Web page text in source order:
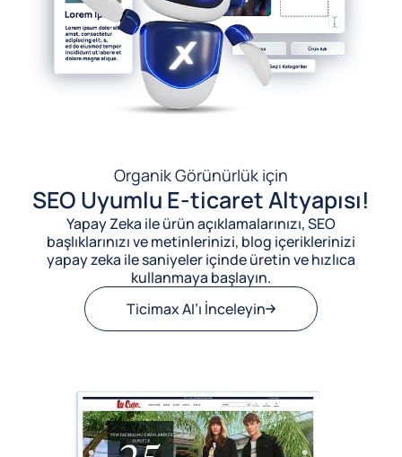
Organik Görünürlük için
SEO Uyumlu E-ticaret Altyapısı!
Yapay Zeka ile ürün açıklamalarınızı, SEO
başlıklarınızı ve metinlerinizi, blog içeriklerinizi
yapay zeka ile saniyeler içinde üretin ve hızlıca
kullanmaya başlayın.
Ticimax AI’ı İnceleyin